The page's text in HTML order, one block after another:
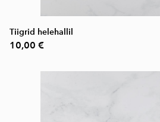
Tiigrid helehallil
10,00 €